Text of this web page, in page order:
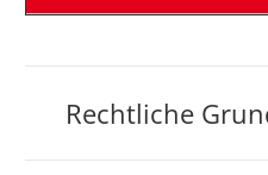
Rechtliche